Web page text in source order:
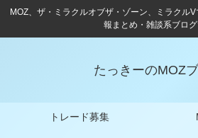
MOZ、ザ・ミラクルオブザ・ゾーン、ミラクル
報まとめ・雑談系ブロ
たっきーのMOZ
トレード募集